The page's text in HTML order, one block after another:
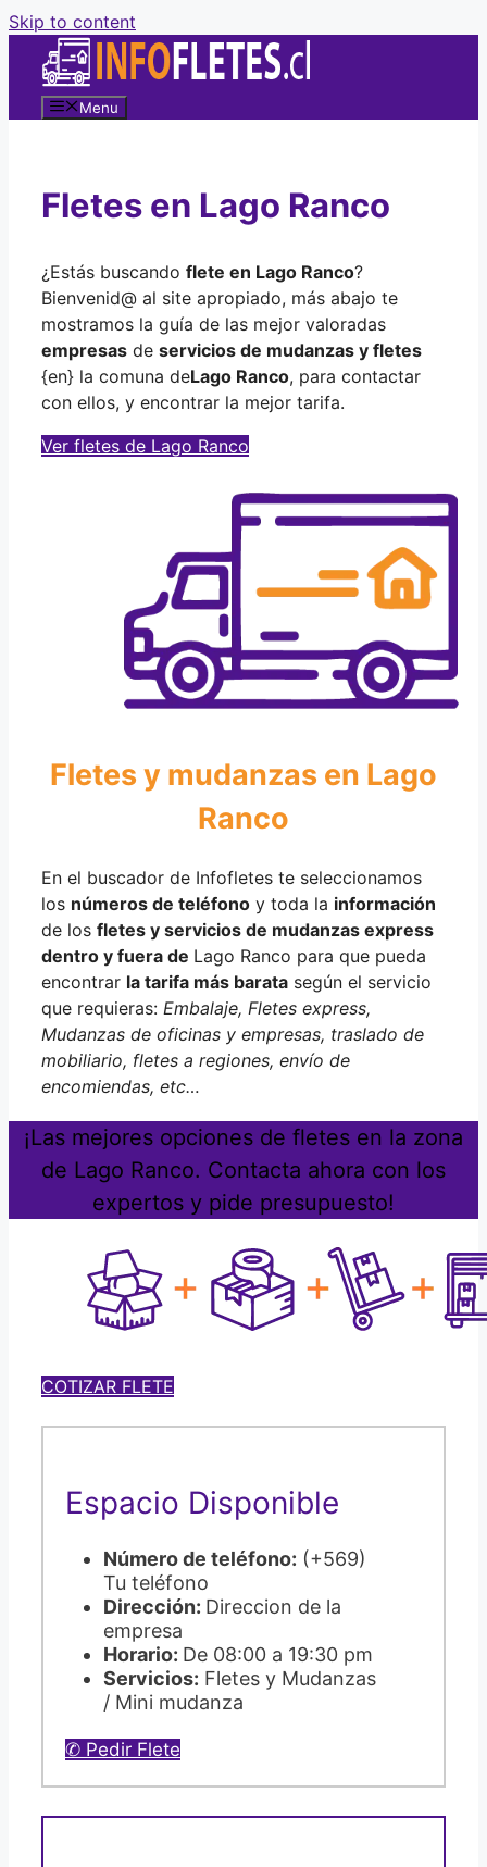
Skip to content
Menu
Fletes en Lago Ranco
¿Estás buscando flete en Lago Ranco?
Bienvenid@ al site apropiado, más abajo te
mostramos la guía de las mejor valoradas
empresas de servicios de mudanzas y fletes
{en} la comuna deLago Ranco, para contactar
con ellos, y encontrar la mejor tarifa.
Ver fletes de Lago Ranco
Fletes y mudanzas en Lago
Ranco
En el buscador de Infofletes te seleccionamos
los números de teléfono y toda la información
de los fletes y servicios de mudanzas express
dentro y fuera de Lago Ranco para que pueda
encontrar la tarifa más barata según el servicio
que requieras: Embalaje, Fletes express,
Mudanzas de oficinas y empresas, traslado de
mobiliario, fletes a regiones, envío de
encomiendas, etc…
¡Las mejores opciones de fletes en la zona
de Lago Ranco. Contacta ahora con los
expertos y pide presupuesto!
COTIZAR FLETE
Espacio Disponible
Número de teléfono: (+569)
Tu teléfono
Dirección: Direccion de la
empresa
Horario: De 08:00 a 19:30 pm
Servicios: Fletes y Mudanzas
/ Mini mudanza
✆ Pedir Flete